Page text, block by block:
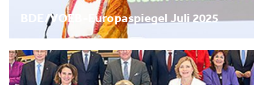
BDE/VOEB-Europaspiegel Juli 2025